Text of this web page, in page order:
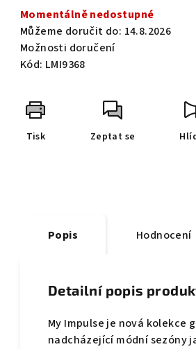
cena:
Momentálně nedostupné
Můžeme doručit do: 14.8.2026
Možnosti doručení
Kód: LMI9368
Tisk Zeptat se
Popis Hodnocení
Detailní popis
My Impulse je nová
nadcházející módní sezóny